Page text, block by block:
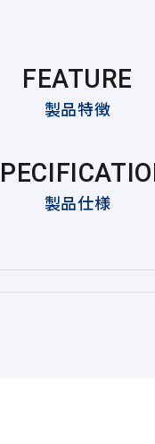
FEATURE
製品特徴
製品仕様